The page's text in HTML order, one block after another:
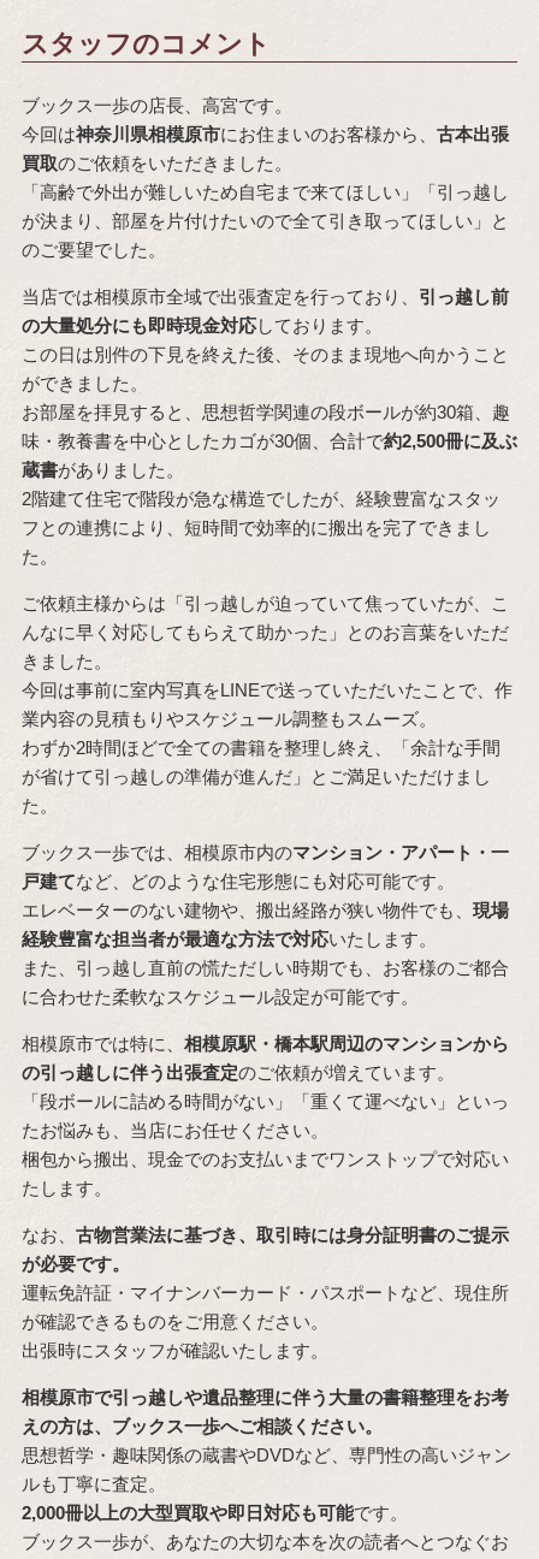
スタッフのコメント
ブックス一歩の店長、高宮です。
今回は神奈川県相模原市にお住まいのお客様から、 古本出張
買取のご依頼をいただきました。
「高齢で外出が難しいため自宅まで来てほしい」「引っ越し
が決まり、部屋を片付けたいので全て引き取ってほしい」と
のご要望でした。
当店では相模原市全域で出張査定を行っており、 引っ越し前
の大量処分にも即時現金対応しております。
この日は別件の下見を終えた後、そのまま現地へ向かうこと
ができました。
お部屋を拝見すると、思想哲学関連の段ボールが約30箱、趣
味・教養書を中心としたカゴが30個、合計で約2,500冊に及ぶ
蔵書がありました。
2階建て住宅で階段が急な構造でしたが、経験豊富なスタッ
フとの連携により、短時間で効率的に搬出を完了できまし
た。
ご依頼主様からは「引っ越しが迫っていて焦っていたが、こ
んなに早く対応してもらえて助かった」とのお言葉をいただ
きました。
今回は事前に室内写真をLINEで送っていただいたことで、作
業内容の見積もりやスケジュール調整もスムーズ。
わずか2時間ほどで全ての書籍を整理し終え、「余計な手間
が省けて引っ越しの準備が進んだ」とご満足いただけまし
た。
ブックス一歩では、相模原市内のマンション・アパート・一
戸建てなど、どのような住宅形態にも対応可能です。
エレベーターのない建物や、搬出経路が狭い物件でも、 現場
経験豊富な担当者が最適な方法で対応いたします。
また、引っ越し直前の慌ただしい時期でも、お客様のご都合
に合わせた柔軟なスケジュール設定が可能です。
相模原市では特に、 相模原駅・橋本駅周辺のマンションから
の引っ越しに伴う出張査定のご依頼が増えています。
「段ボールに詰める時間がない」「重くて運べない」といっ
たお悩みも、当店にお任せください。
梱包から搬出、現金でのお支払いまでワンストップで対応い
たします。
なお、 古物営業法に基づき、取引時には身分証明書のご提示
が必要です。
運転免許証・マイナンバーカード・パスポートなど、現住所
が確認できるものをご用意ください。
出張時にスタッフが確認いたします。
相模原市で引っ越しや遺品整理に伴う大量の書籍整理をお考
えの方は、ブックス一歩へご相談ください。
思想哲学・趣味関係の蔵書やDVDなど、専門性の高いジャン
ルも丁寧に査定。
2,000冊以上の大型買取や即日対応も可能です。
ブックス一歩が、あなたの大切な本を次の読者へとつなぐお